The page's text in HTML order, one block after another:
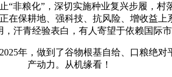
粮化”，深切实施种业复兴步履，村
保耕地、强科技、抗风险、增收益
，汗青经验表白，有人寄望于依赖国际市
年，做到了谷物根基自给、口粮绝对
产动力。从机缘看！